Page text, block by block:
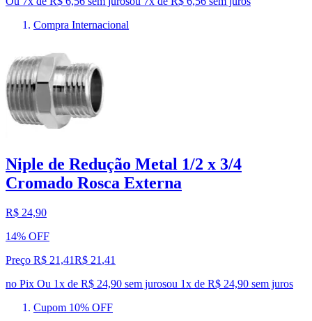
Compra Internacional
Niple de Redução Metal 1/2 x 3/4
Cromado Rosca Externa
R$ 24,90
14% OFF
Preço R$ 21,41R$ 21 ,41
no Pix Ou 1x de R$ 24,90 sem jurosou 1x de R$ 24,90 sem juros
Cupom 10% OFF